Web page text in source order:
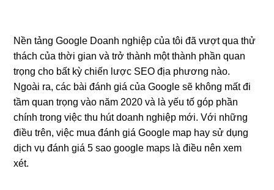
Nền tảng Google Doanh nghiệp của tôi đã vượt qua thử
thách của thời gian và trở thành một thành phần quan
trọng cho bất kỳ chiến lược SEO địa phương nào.
Ngoài ra, các bài đánh giá của Google sẽ không mất đi
tầm quan trọng vào năm 2020 và là yếu tố góp phần
chính trong việc thu hút doanh nghiệp mới. Với những
điều trên, việc mua đánh giá Google map hay sử dụng
dịch vụ đánh giá 5 sao google maps là điều nên xem
xét.